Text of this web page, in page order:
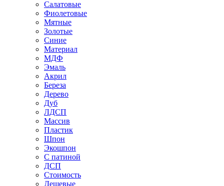
Салатовые
Фиолетовые
Мятные
Золотые
Синие
Материал
МДФ
Эмаль
Акрил
Береза
Дерево
Дуб
ЛДСП
Массив
Пластик
Шпон
Экошпон
С патиной
ДСП
Стоимость
Дешевые